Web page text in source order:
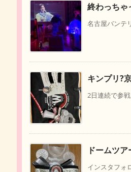
終わっちゃ
名古屋バンテ
キンプリ?
2日連続で参
ドームツ
インスタフォ